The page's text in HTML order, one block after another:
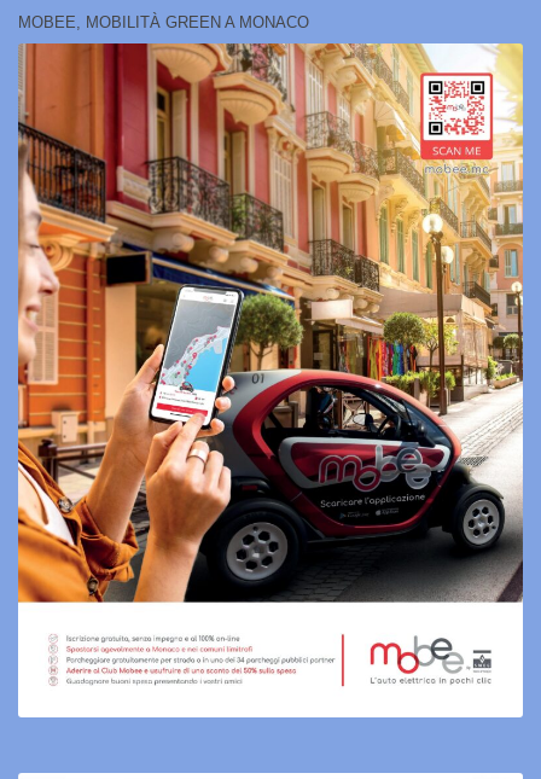
MOBEE, MOBILITÀ GREEN A MONACO